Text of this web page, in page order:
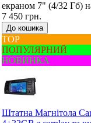
екраном 7" (4/32 Гб)
7 450 грн.
До кошика
ТОР
ПОПУЛЯРНИЙ
НОВИНКА
Штатна Mагнітола